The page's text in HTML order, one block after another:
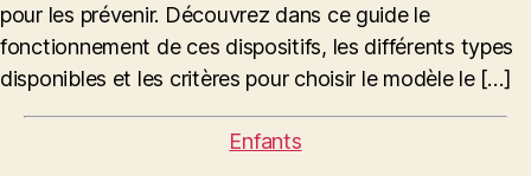
pour les prévenir. Découvrez dans ce guide le
fonctionnement de ces dispositifs, les différents types
disponibles et les critères pour choisir le modèle le […]
Catégories
Enfants